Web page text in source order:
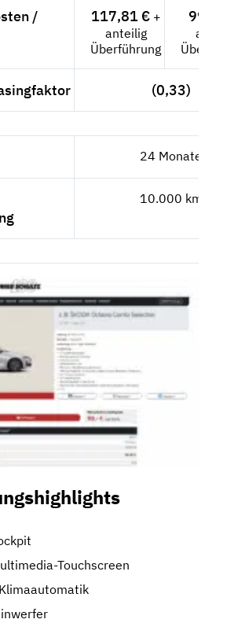
/
117,81 €+
anteilig
Überführung
99,-- €
(0,33)
24 Monate
10.000 km
Touchscreen